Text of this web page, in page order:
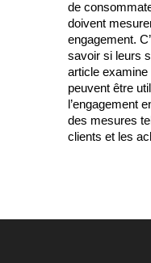
de
doivent
engagement.
savoir si leurs
article
peuvent être
l’engagement
des mesures
clients et les